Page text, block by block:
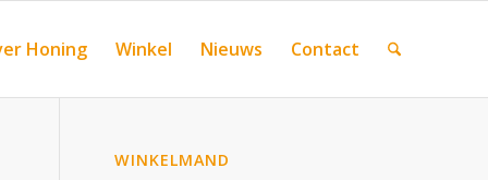
Honing Winkel Nieuws Contact
WINKELMAND